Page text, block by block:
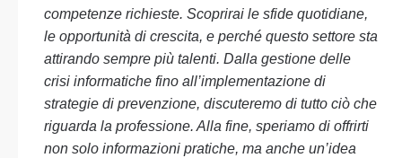
competenze richieste. Scoprirai le sfide quotidiane,
le opportunità di crescita, e perché questo settore sta
attirando sempre più talenti. Dalla gestione delle
crisi informatiche fino all’implementazione di
strategie di prevenzione, discuteremo di tutto ciò che
riguarda la professione. Alla fine, speriamo di offrirti
non solo informazioni pratiche, ma anche un’idea